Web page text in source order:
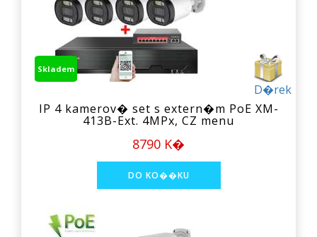
D�rek
Skladem
IP 4 kamerov� set s extern�m PoE XM-
413B-Ext. 4MPx, CZ menu
8790 K�